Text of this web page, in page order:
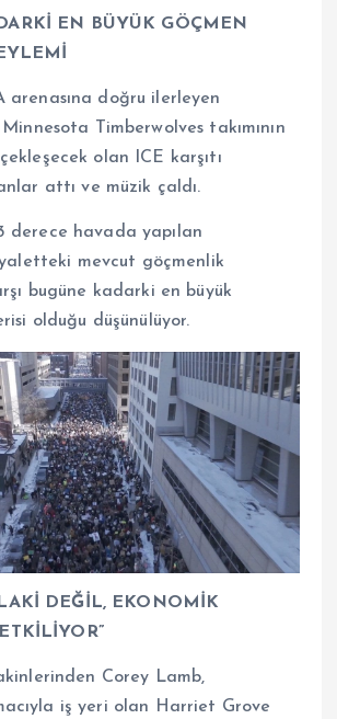
EN BÜYÜK GÖÇMEN
arenasına doğru ilerleyen
Timberwolves takımının
olan ICE karşıtı
attı ve müzik çaldı.
derece havada yapılan
mevcut göçmenlik
bugüne kadarki en büyük
olduğu düşünülüyor.
DEĞİL, EKONOMİK
Corey Lamb,
iş yeri olan Harriet Grove